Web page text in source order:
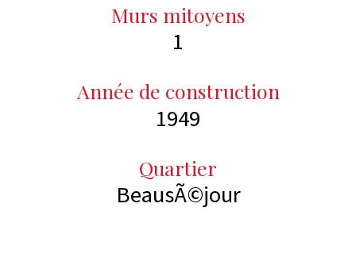
Murs mitoyens
1
Année de construction
1949
Quartier
BeausÃ©jour